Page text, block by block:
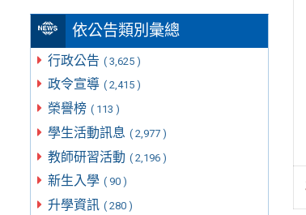
依公告類別彙總
行政公告 ( 3,625 )
政令宣導 ( 2,415 )
榮譽榜 ( 113 )
學生活動訊息 ( 2,977 )
教師研習活動 ( 2,196 )
新生入學 ( 90 )
升學資訊 ( 280 )